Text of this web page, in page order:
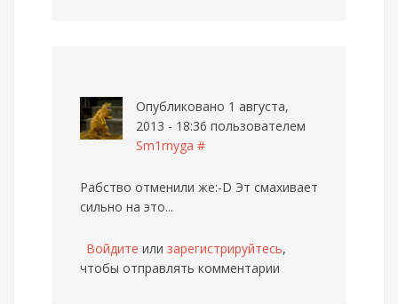
Опубликовано 1 августа,
2013 - 18:36 пользователем
Sm1rnyga #
Рабство отменили же:-D Эт смахивает
сильно на это...
Войдите или зарегистрируйтесь,
чтобы отправлять комментарии